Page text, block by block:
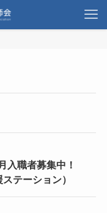
職者募集中！
テーション）